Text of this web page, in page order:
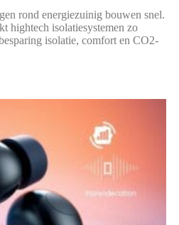
rond energiezuinig bouwen snel.
hightech isolatiesystemen zo
isolatie, comfort en CO2-